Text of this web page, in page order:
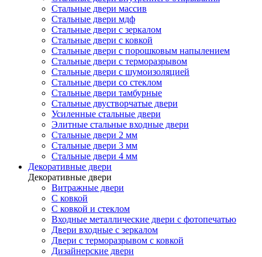
Стальные двери массив
Стальные двери мдф
Стальные двери с зеркалом
Стальные двери с ковкой
Стальные двери с порошковым напылением
Стальные двери с терморазрывом
Стальные двери с шумоизоляцией
Стальные двери со стеклом
Стальные двери тамбурные
Стальные двустворчатые двери
Усиленные стальные двери
Элитные стальные входные двери
Стальные двери 2 мм
Стальные двери 3 мм
Стальные двери 4 мм
Декоративные двери
Декоративные двери
Витражные двери
С ковкой
С ковкой и стеклом
Входные металлические двери с фотопечатью
Двери входные с зеркалом
Двери с терморазрывом с ковкой
Дизайнерские двери